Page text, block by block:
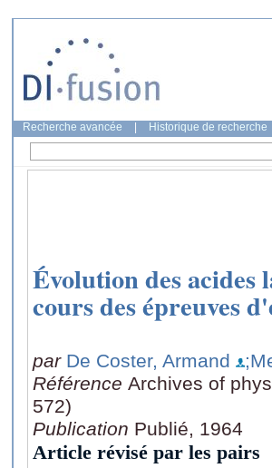
Recherche avancée Historique de recherche
Évolution des acides
cours des épreuves
par De Coster, Armand
Référence Archives of
572)
Publication Publié, 1964
Article révisé par les pairs